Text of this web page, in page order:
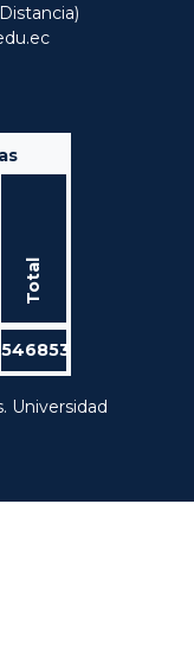
Total
546853
Universidad